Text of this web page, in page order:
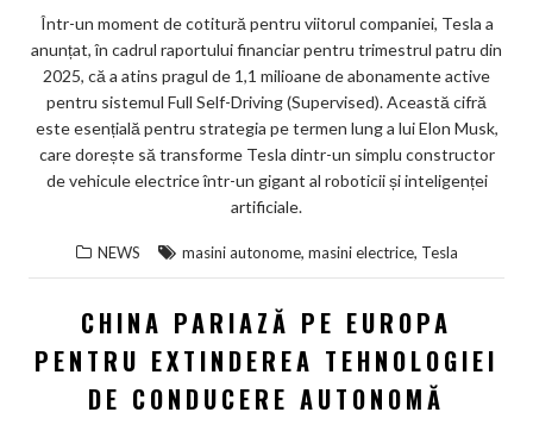
Într-un moment de cotitură pentru viitorul companiei, Tesla a
anunțat, în cadrul raportului financiar pentru trimestrul patru din
2025, că a atins pragul de 1,1 milioane de abonamente active
pentru sistemul Full Self-Driving (Supervised). Această cifră
este esențială pentru strategia pe termen lung a lui Elon Musk,
care dorește să transforme Tesla dintr-un simplu constructor
de vehicule electrice într-un gigant al roboticii și inteligenței
artificiale.
NEWS masini autonome, masini electrice, Tesla
CHINA PARIAZĂ PE EUROPA
PENTRU EXTINDEREA TEHNOLOGIEI
DE CONDUCERE AUTONOMĂ